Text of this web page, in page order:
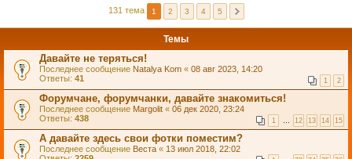
131 тема 1 2 3 4 5
Темы
Давайте не теряться!
Последнее сообщение Natalya Kom « 08 авг 2023, 14:20
Ответы: 41 1 2
Форумчане, форумчанки, давайте знакомиться!
Последнее сообщение Margolit « 06 дек 2020, 23:24
Ответы: 438 1 … 12 13 14 15
А давайте здесь свои фотки поместим?
Последнее сообщение Веста « 13 июл 2018, 22:02